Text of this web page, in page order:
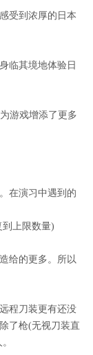
受到浓厚的日本
临其境地体验日
游戏增添了更多
在演习中遇到的
上限数量)
给的更多。所以
程刀装更有还没
了枪(无视刀装直